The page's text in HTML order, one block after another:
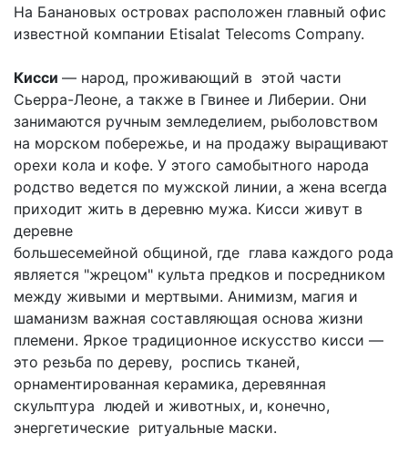
На Банановых островах расположен главный офис
известной компании Etisalat Telecoms Company.
Кисси — народ, проживающий в этой части
Сьерра-Леоне, а также в Гвинее и Либерии. Они
занимаются ручным земледелием, рыболовством
на морском побережье, и на продажу выращивают
орехи кола и кофе. У этого самобытного народа
родство ведется по мужской линии, а жена всегда
приходит жить в деревню мужа. Кисси живут в
деревне
большесемейной общиной, где глава каждого рода
является "жрецом" культа предков и посредником
между живыми и мертвыми. Анимизм, магия и
шаманизм важная составляющая основа жизни
племени. Яркое традиционное искусство кисси —
это резьба по дереву, роспись тканей,
орнаментированная керамика, деревянная
скульптура людей и животных, и, конечно,
энергетические ритуальные маски.